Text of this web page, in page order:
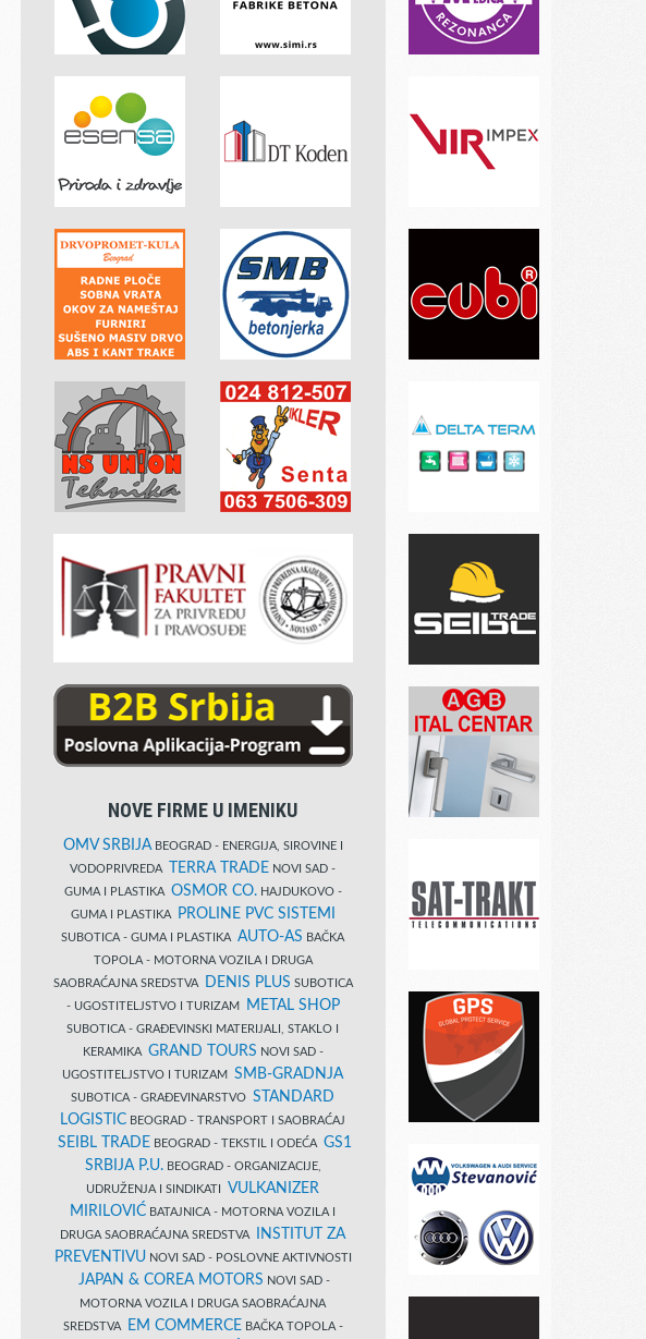
NOVE FIRME U IMENIKU
OMV SRBIJABEOGRAD - ENERGIJA, SIROVINE I
VODOPRIVREDA
TERRA TRADE NOVI SAD -
GUMA I PLASTIKA OSMOR CO.HAJDUKOVO -
GUMA I PLASTIKA
PROLINE PVC SISTEMI
SUBOTICA - GUMA I PLASTIKA AUTO-AS BAČKA
TOPOLA - MOTORNA VOZILA I DRUGA
SAOBRAĆAJNA SREDSTVA
DENIS PLUS SUBOTICA
- UGOSTITELJSTVO I TURIZAM
METAL SHOP
SUBOTICA - GRAĐEVINSKI MATERIJALI, STAKLO I
KERAMIKA GRAND TOURS NOVI SAD -
UGOSTITELJSTVO I TURIZAM SMB-GRADNJA
SUBOTICA - GRAĐEVINARSTVO STANDARD
LOGISTIC BEOGRAD - TRANSPORT I SAOBRAĆAJ
SEIBL TRADE BEOGRAD - TEKSTIL I ODEĆA GS1
SRBIJA P.U.BEOGRAD - ORGANIZACIJE,
UDRUŽENJA I SINDIKATI VULKANIZER
MIRILOVIĆ BATAJNICA - MOTORNA VOZILA I
DRUGA SAOBRAĆAJNA SREDSTVA
INSTITUT ZA
PREVENTIVUNOVI SAD - POSLOVNE AKTIVNOSTI
JAPAN & COREA MOTORS NOVI SAD -
MOTORNA VOZILA I DRUGA SAOBRAĆAJNA
SREDSTVA
EM COMMERCE BAČKA TOPOLA -